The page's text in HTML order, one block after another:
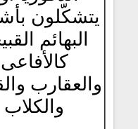
يتشكّلون
البهائم
كالأفاعى
والعقارب
والكلاب